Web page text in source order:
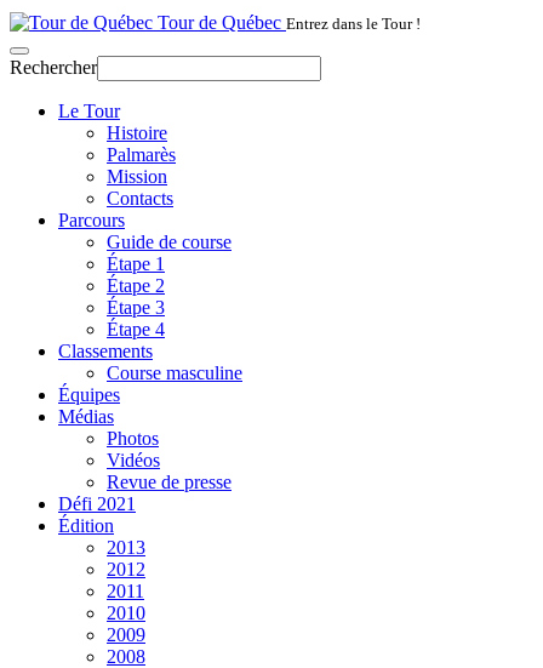
Tour de Québec Entrez dans le Tour !
Rechercher
Le Tour
Histoire
Palmarès
Mission
Contacts
Parcours
Guide de course
Étape 1
Étape 2
Étape 3
Étape 4
Classements
Course masculine
Équipes
Médias
Photos
Vidéos
Revue de presse
Défi 2021
Édition
2013
2012
2011
2010
2009
2008